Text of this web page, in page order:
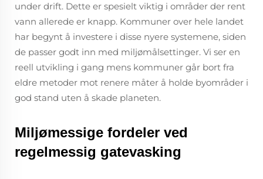
under drift. Dette er spesielt viktig i områder der rent
vann allerede er knapp. Kommuner over hele landet
har begynt å investere i disse nyere systemene, siden
de passer godt inn med miljømålsettinger. Vi ser en
reell utvikling i gang mens kommuner går bort fra
eldre metoder mot renere måter å holde byområder i
god stand uten å skade planeten.
Miljømessige fordeler ved
regelmessig gatevasking